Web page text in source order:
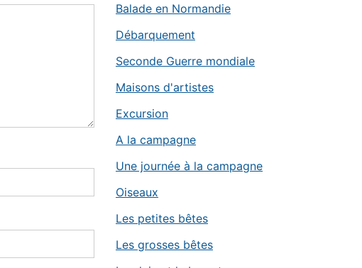
Balade en Normandie
Débarquement
Seconde Guerre mondiale
Maisons d'artistes
Excursion
A la campagne
Une journée à la campagne
Oiseaux
Les petites bêtes
Les grosses bêtes